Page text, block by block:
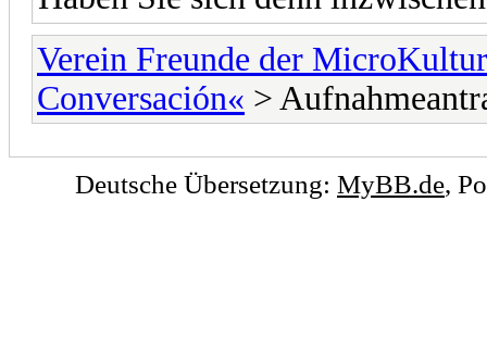
Verein Freunde der
Conversación« >
Deutsche Übersetzung: MyBB.de,